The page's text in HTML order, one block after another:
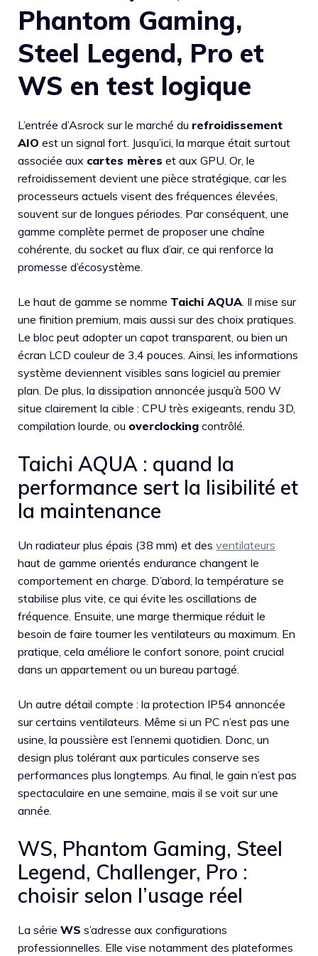
Phantom Gaming,
Steel Legend, Pro et
WS en test logique
L’entrée d’Asrock sur le marché du refroidissement
AIO est un signal fort. Jusqu’ici, la marque était surtout
associée aux cartes mères et aux GPU. Or, le
refroidissement devient une pièce stratégique, car les
processeurs actuels visent des fréquences élevées,
souvent sur de longues périodes. Par conséquent, une
gamme complète permet de proposer une chaîne
cohérente, du socket au flux d’air, ce qui renforce la
promesse d’écosystème.
Le haut de gamme se nomme Taichi AQUA. Il mise sur
une finition premium, mais aussi sur des choix pratiques.
Le bloc peut adopter un capot transparent, ou bien un
écran LCD couleur de 3,4 pouces. Ainsi, les informations
système deviennent visibles sans logiciel au premier
plan. De plus, la dissipation annoncée jusqu’à 500 W
situe clairement la cible : CPU très exigeants, rendu 3D,
compilation lourde, ou overclocking contrôlé.
Taichi AQUA : quand la
performance sert la lisibilité et
la maintenance
Un radiateur plus épais (38 mm) et des ventilateurs
haut de gamme orientés endurance changent le
comportement en charge. D’abord, la température se
stabilise plus vite, ce qui évite les oscillations de
fréquence. Ensuite, une marge thermique réduit le
besoin de faire tourner les ventilateurs au maximum. En
pratique, cela améliore le confort sonore, point crucial
dans un appartement ou un bureau partagé.
Un autre détail compte : la protection IP54 annoncée
sur certains ventilateurs. Même si un PC n’est pas une
usine, la poussière est l’ennemi quotidien. Donc, un
design plus tolérant aux particules conserve ses
performances plus longtemps. Au final, le gain n’est pas
spectaculaire en une semaine, mais il se voit sur une
année.
WS, Phantom Gaming, Steel
Legend, Challenger, Pro :
choisir selon l’usage réel
La série WS s’adresse aux configurations
professionnelles. Elle vise notamment des plateformes